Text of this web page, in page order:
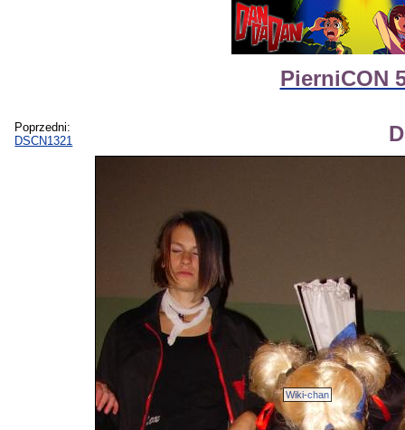
PierniCON
Poprzedni:
DSCN1321
Wiki-chan